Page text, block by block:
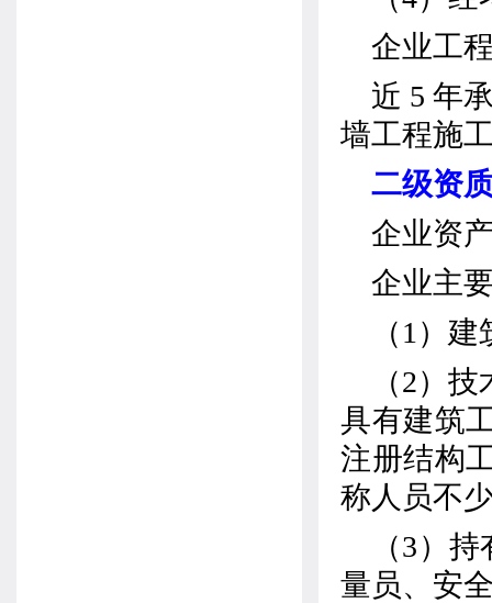
企业工
近 5年
墙工程施
二级资
企业资
企业主
（1 ）建
（2）技
具有建筑
注册结构
称人员不
（3）
量员、安